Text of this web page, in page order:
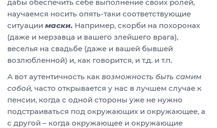
дабы обеспечить себе выполнение своих ролей,
научаемся носить опять-таки соответствующие
ситуации маски. Например, скорби на похоронах
(даже и мерзавца и вашего злейшего врага),
веселья на свадьбе (даже и вашей бывшей
возлюбленной) и, как говорится, и т.д. и т.п.
А вот аутентичность как возможность быть самим
собой, часто открывается у нас в лучшем случае к
пенсии, когда с одной стороны уже не нужно
подстраиваться под окружающих и окружающее, а
с другой – когда окружающее и окружающие